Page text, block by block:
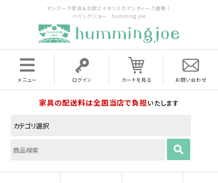
デンマーク家具＆北欧とイギリスのアンティーク通販｜
ハミングジョー humming joe
メニュー ログイン カートを見る お問い合わせ
家具の配送料は全国当店で負担いたします